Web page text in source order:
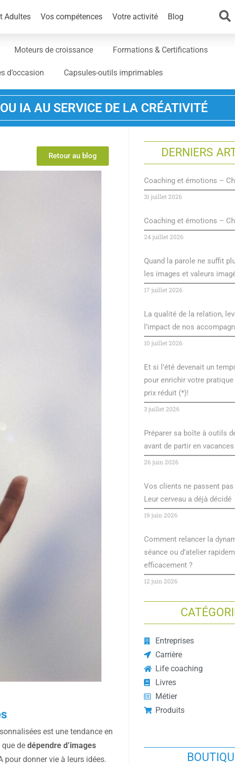
Adultes Vos compétences Votre activité Blog
Moteurs de croissance Formations & Certifications
d’occasion Capsules-outils imprimables
IA AU SERVICE DE LA CRÉATIVITÉ
Retour au blog
est une tendance en
de dépendre d’images
pour donner vie à leurs idées.
DERNIERS
Coaching et émotions –
31 juillet 2026
Coaching et émotions –
24 juillet 2026
Quand la parole ne suffit
les images et valeurs
17 juillet 2026
La qualité de la relation,
l’impact de nos
10 juillet 2026
Et si l’été devenait un
pour enrichir votre
prix réduit (*)!
3 juillet 2026
Préparer sa boîte à outils
avant de partir en vacances
26 juin 2026
Vos clients ne passent pas
Leur cerveau a déjà décidé
19 juin 2026
Comment relancer la
séance ou d’atelier
efficacement ?
12 juin 2026
Entreprises
Carrière
Life coaching
Livres
Métier
Produits